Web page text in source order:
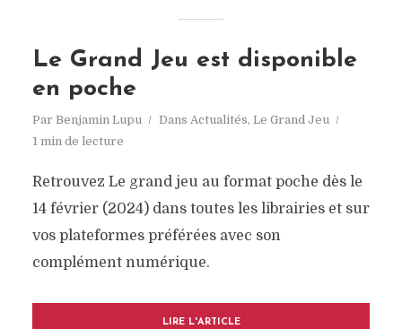
Le Grand Jeu est disponible
en poche
Par Benjamin Lupu Dans Actualités, Le Grand Jeu
1 min de lecture
Retrouvez Le grand jeu au format poche dès le
14 février (2024) dans toutes les librairies et sur
vos plateformes préférées avec son
complément numérique.
LIRE L'ARTICLE